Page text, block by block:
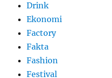
Drink
Ekonomi
Factory
Fakta
Fashion
Festival